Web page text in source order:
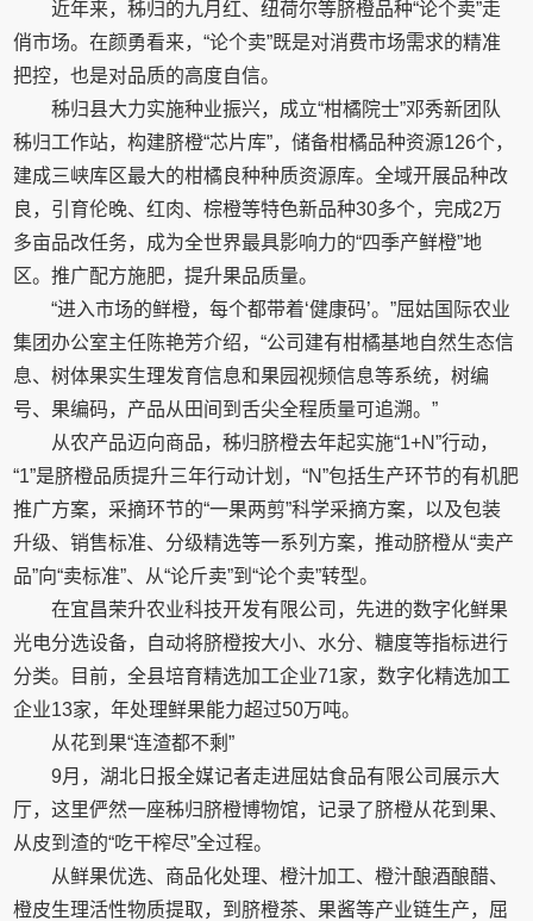
近年来，秭归的九月红、纽荷尔等脐橙品种“论个卖”走
俏市场。在颜勇看来，“论个卖”既是对消费市场需求的精准
把控，也是对品质的高度自信。
秭归县大力实施种业振兴，成立“柑橘院士”邓秀新团队
秭归工作站，构建脐橙“芯片库”，储备柑橘品种资源126个，
建成三峡库区最大的柑橘良种种质资源库。全域开展品种改
良，引育伦晚、红肉、棕橙等特色新品种30多个，完成2万
多亩品改任务，成为全世界最具影响力的“四季产鲜橙”地
区。推广配方施肥，提升果品质量。
“进入市场的鲜橙，每个都带着‘健康码’。”屈姑国际农业
集团办公室主任陈艳芳介绍，“公司建有柑橘基地自然生态信
息、树体果实生理发育信息和果园视频信息等系统，树编
号、果编码，产品从田间到舌尖全程质量可追溯。”
从农产品迈向商品，秭归脐橙去年起实施“1+N”行动，
“1”是脐橙品质提升三年行动计划，“N”包括生产环节的有机肥
推广方案，采摘环节的“一果两剪”科学采摘方案，以及包装
升级、销售标准、分级精选等一系列方案，推动脐橙从“卖产
品”向“卖标准”、从“论斤卖”到“论个卖”转型。
在宜昌荣升农业科技开发有限公司，先进的数字化鲜果
光电分选设备，自动将脐橙按大小、水分、糖度等指标进行
分类。目前，全县培育精选加工企业71家，数字化精选加工
企业13家，年处理鲜果能力超过50万吨。
从花到果“连渣都不剩”
9月，湖北日报全媒记者走进屈姑食品有限公司展示大
厅，这里俨然一座秭归脐橙博物馆，记录了脐橙从花到果、
从皮到渣的“吃干榨尽”全过程。
从鲜果优选、商品化处理、橙汁加工、橙汁酿酒酿醋、
橙皮生理活性物质提取，到脐橙茶、果酱等产业链生产，屈